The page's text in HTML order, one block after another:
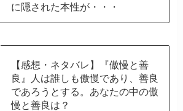
に隠された本性が・・・
【感想・ネタバレ】『傲慢と善
良』人は誰しも傲慢であり、善良
であろうとする。あなたの中の傲
慢と善良は？